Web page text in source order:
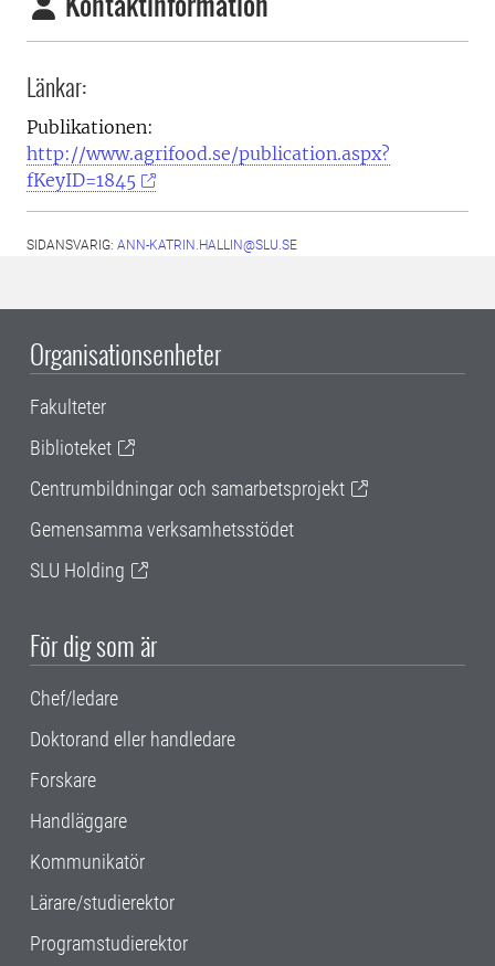
Länkar:
Publikationen:
http://www.agrifood.se/publication.aspx?
fKeyID=1845
SIDANSVARIG: ANN-KATRIN.HALLIN@SLU.SE
Organisationsenheter
Fakulteter
Biblioteket
Centrumbildningar och samarbetsprojekt
Gemensamma verksamhetsstödet
SLU Holding
För dig som är
Chef/ledare
Doktorand eller handledare
Forskare
Handläggare
Kommunikatör
Lärare/studierektor
Programstudierektor